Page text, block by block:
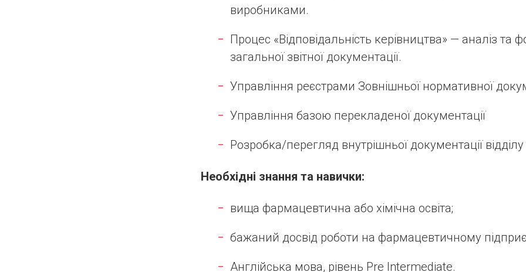
виробниками.
Процес «Відповідальність керівництва» — аналіз та
загальної звітної документації.
Управління реєстрами Зовнішньої нормативної
Управління базою перекладеної документації
Розробка/перегляд внутрішньої документації відділу
Необхідні знання та навички:
вища фармацевтична або хімічна освіта;
бажаний досвід роботи на фармацевтичному
Англійська мова, рівень Pre Intermediate.